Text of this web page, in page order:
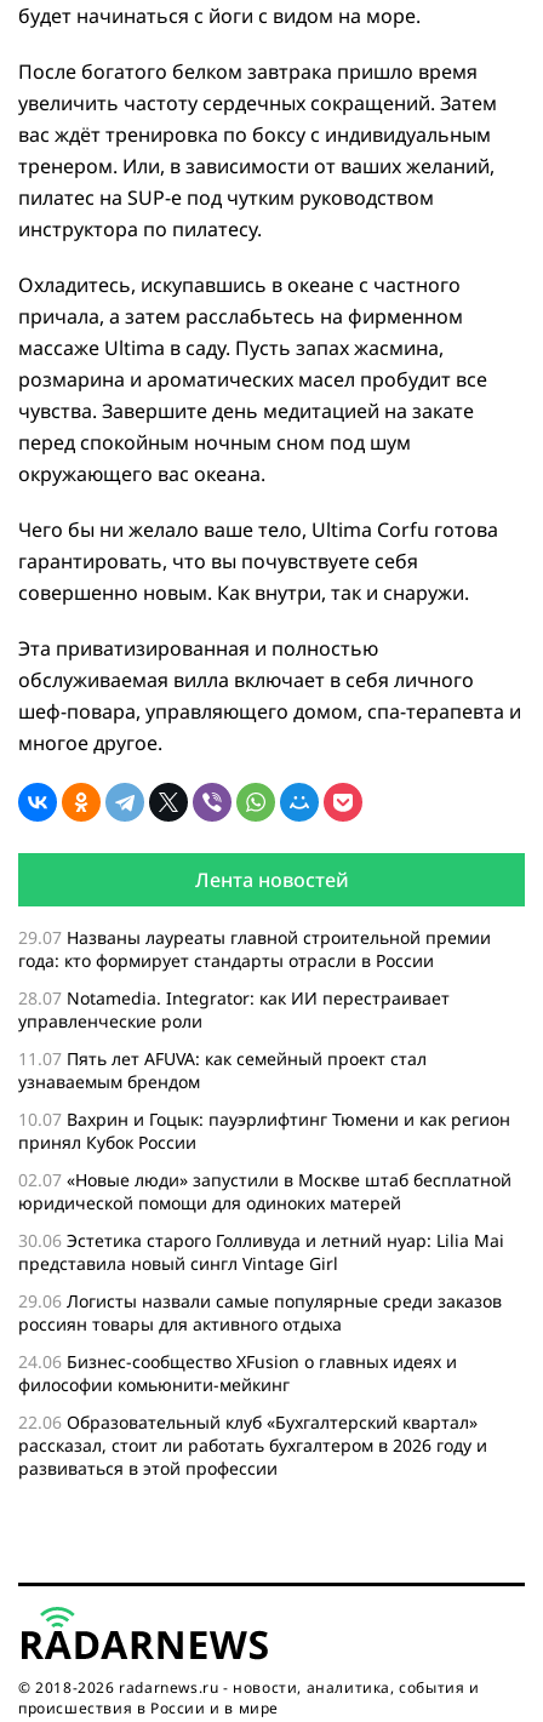
будет начинаться с йоги с видом на море.
После богатого белком завтрака пришло время
увеличить частоту сердечных сокращений. Затем
вас ждёт тренировка по боксу с индивидуальным
тренером. Или, в зависимости от ваших желаний,
пилатес на SUP-е под чутким руководством
инструктора по пилатесу.
Охладитесь, искупавшись в океане с частного
причала, а затем расслабьтесь на фирменном
массаже Ultima в саду. Пусть запах жасмина,
розмарина и ароматических масел пробудит все
чувства. Завершите день медитацией на закате
перед спокойным ночным сном под шум
окружающего вас океана.
Чего бы ни желало ваше тело, Ultima Corfu готова
гарантировать, что вы почувствуете себя
совершенно новым. Как внутри, так и снаружи.
Эта приватизированная и полностью
обслуживаемая вилла включает в себя личного
шеф-повара, управляющего домом, спа-терапевта и
многое другое.
Лента новостей
29.07 Названы лауреаты главной строительной премии
года: кто формирует стандарты отрасли в России
28.07 Notamedia. Integrator: как ИИ перестраивает
управленческие роли
11.07 Пять лет AFUVA: как семейный проект стал
узнаваемым брендом
10.07 Вахрин и Гоцык: пауэрлифтинг Тюмени и как регион
принял Кубок России
02.07 «Новые люди» запустили в Москве штаб бесплатной
юридической помощи для одиноких матерей
30.06 Эстетика старого Голливуда и летний нуар: Lilia Mai
представила новый сингл Vintage Girl
29.06 Логисты назвали самые популярные среди заказов
россиян товары для активного отдыха
24.06 Бизнес-сообщество XFusion о главных идеях и
философии комьюнити-мейкинг
22.06 Образовательный клуб «Бухгалтерский квартал»
рассказал, стоит ли работать бухгалтером в 2026 году и
развиваться в этой профессии
бизнесу нужен ребрендинг для роста компании
26.05Инновационное десятилетие России: бизнес, власть
и общество формируют будущее
© 2018-2026 radarnews.ru - новости, аналитика, события и
происшествия в России и в мире